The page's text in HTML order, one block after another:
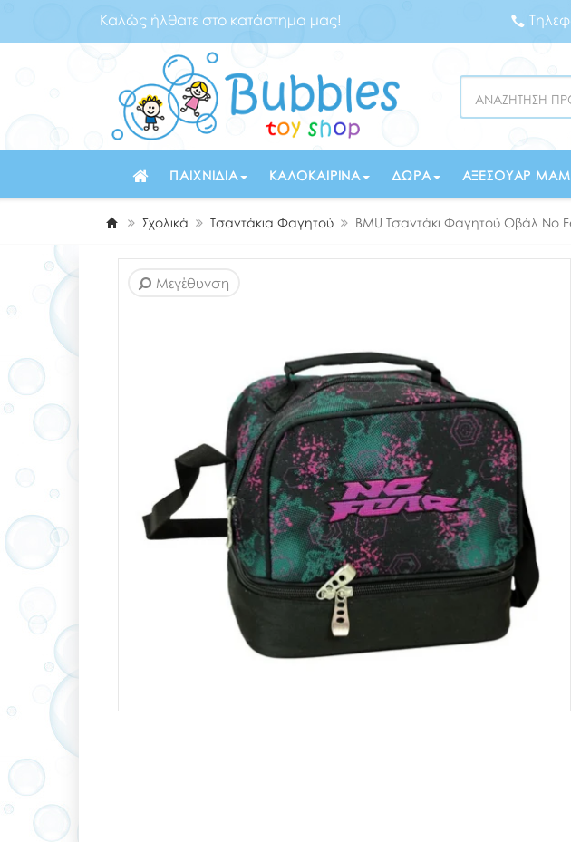
Καλώς ήλθατε στο κατάστημα μας!
ΠΑΙΧΝΊΔΙΑ ΚΑΛΟΚΑΙΡΙΝΆ ΔΏΡΑ ΑΞΕΣΟΥΆΡ
Σχολικά Τσαντάκια Φαγητού BMU Τσαντάκι Φαγητού Οβάλ No
Μεγέθυνση